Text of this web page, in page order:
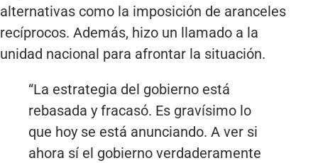
alternativas como la imposición de aranceles
recíprocos. Además, hizo un llamado a la
unidad nacional para afrontar la situación.
“La estrategia del gobierno está
rebasada y fracasó. Es gravísimo lo
que hoy se está anunciando. A ver si
ahora sí el gobierno verdaderamente